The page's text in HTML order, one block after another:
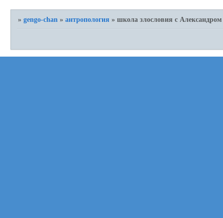
»gengo-chan »антропология »школа злословия с